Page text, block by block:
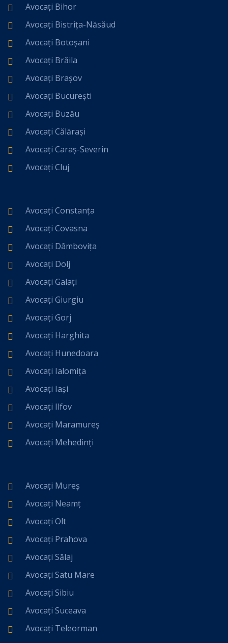
Avocați Bihor
Avocați Bistrița-Năsăud
Avocați Botoșani
Avocați Brăila
Avocați Brașov
Avocați București
Avocați Buzău
Avocați Călărași
Avocați Caraș-Severin
Avocați Cluj
Avocați Constanța
Avocați Covasna
Avocați Dâmbovița
Avocați Dolj
Avocați Galați
Avocați Giurgiu
Avocați Gorj
Avocați Harghita
Avocați Hunedoara
Avocați Ialomița
Avocați Iași
Avocați Ilfov
Avocați Maramureș
Avocați Mehedinți
Avocați Mureș
Avocați Neamț
Avocați Olt
Avocați Prahova
Avocați Sălaj
Avocați Satu Mare
Avocați Sibiu
Avocați Suceava
Avocați Teleorman